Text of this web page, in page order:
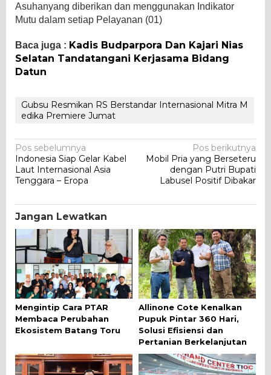
Asuhanyang diberikan dan menggunakan Indikator
Mutu dalam setiap Pelayanan (01)
Baca juga : Kadis Budparpora Dan Kajari Nias
Selatan Tandatangani Kerjasama Bidang
Datun
Gubsu Resmikan RS Berstandar Internasional Mitra M
edika Premiere Jumat
Navigasi
pos
Pos sebelumnya
Indonesia Siap Gelar Kabel
Laut Internasional Asia
Tenggara – Eropa
Pos berikutnya
Mobil Pria yang Berseteru
dengan Putri Bupati
Labusel Positif Dibakar
Jangan Lewatkan
Mengintip Cara PTAR
Membaca Perubahan
Ekosistem Batang Toru
Allinone Cote Kenalkan
Pupuk Pintar 360 Hari,
Solusi Efisiensi dan
Pertanian Berkelanjutan